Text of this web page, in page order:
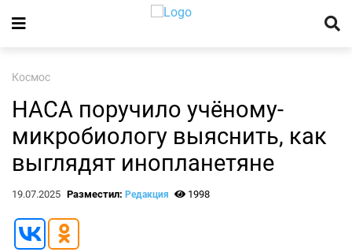
Космос
НАСА поручило учёному-
микробиологу выяснить, как
выглядят инопланетяне
19.07.2025 Разместил: Редакция 1998